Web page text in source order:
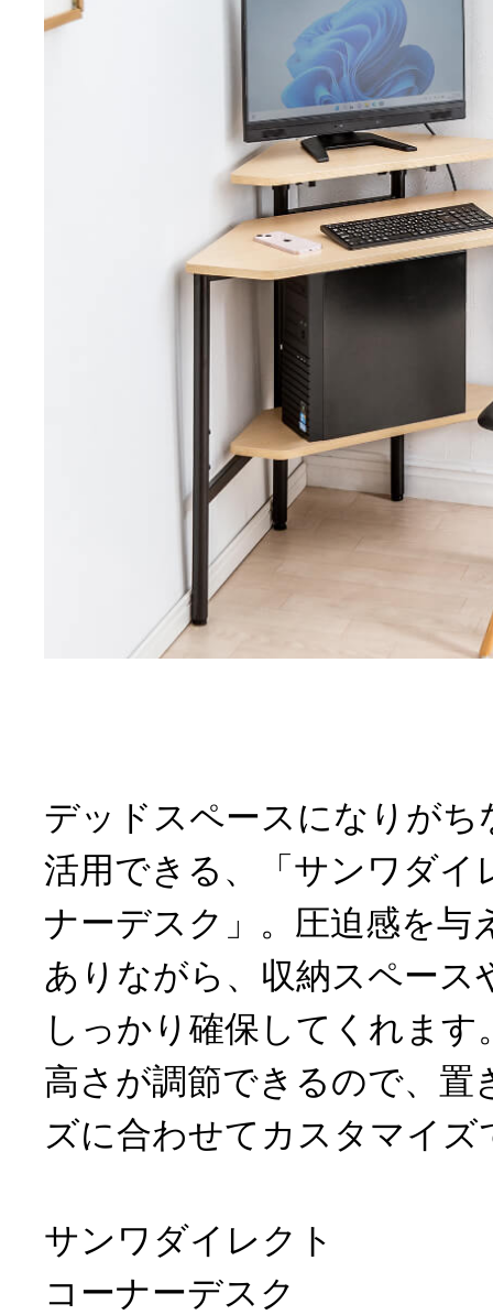
デッドスペースになりがち
活用できる、「サンワダイ
ナーデスク」。圧迫感を与
ありながら、収納スペース
しっかり確保してくれま
高さが調節できるので、置
ズに合わせてカスタマイズ
サンワダイレクト
コーナーデスク